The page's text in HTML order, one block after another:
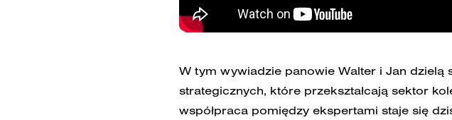
W tym wywiadzie panowie Walter i Jan
strategicznych, które przekształcają sektor
współpraca pomiędzy ekspertami staje się